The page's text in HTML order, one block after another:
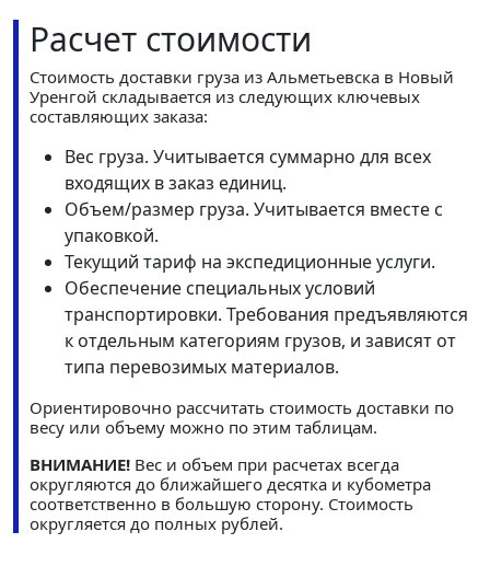
Расчет стоимости
Стоимость доставки груза из Альметьевска в Новый
Уренгой складывается из следующих ключевых
составляющих заказа:
Вес груза. Учитывается суммарно для всех
входящих в заказ единиц.
Объем/размер груза. Учитывается вместе с
упаковкой.
Текущий тариф на экспедиционные услуги.
Обеспечение специальных условий
транспортировки. Требования предъявляются
к отдельным категориям грузов, и зависят от
типа перевозимых материалов.
Ориентировочно рассчитать стоимость доставки по
весу или объему можно по этим таблицам.
ВНИМАНИЕ! Вес и объем при расчетах всегда
округляются до ближайшего десятка и кубометра
соответственно в большую сторону. Стоимость
округляется до полных рублей.